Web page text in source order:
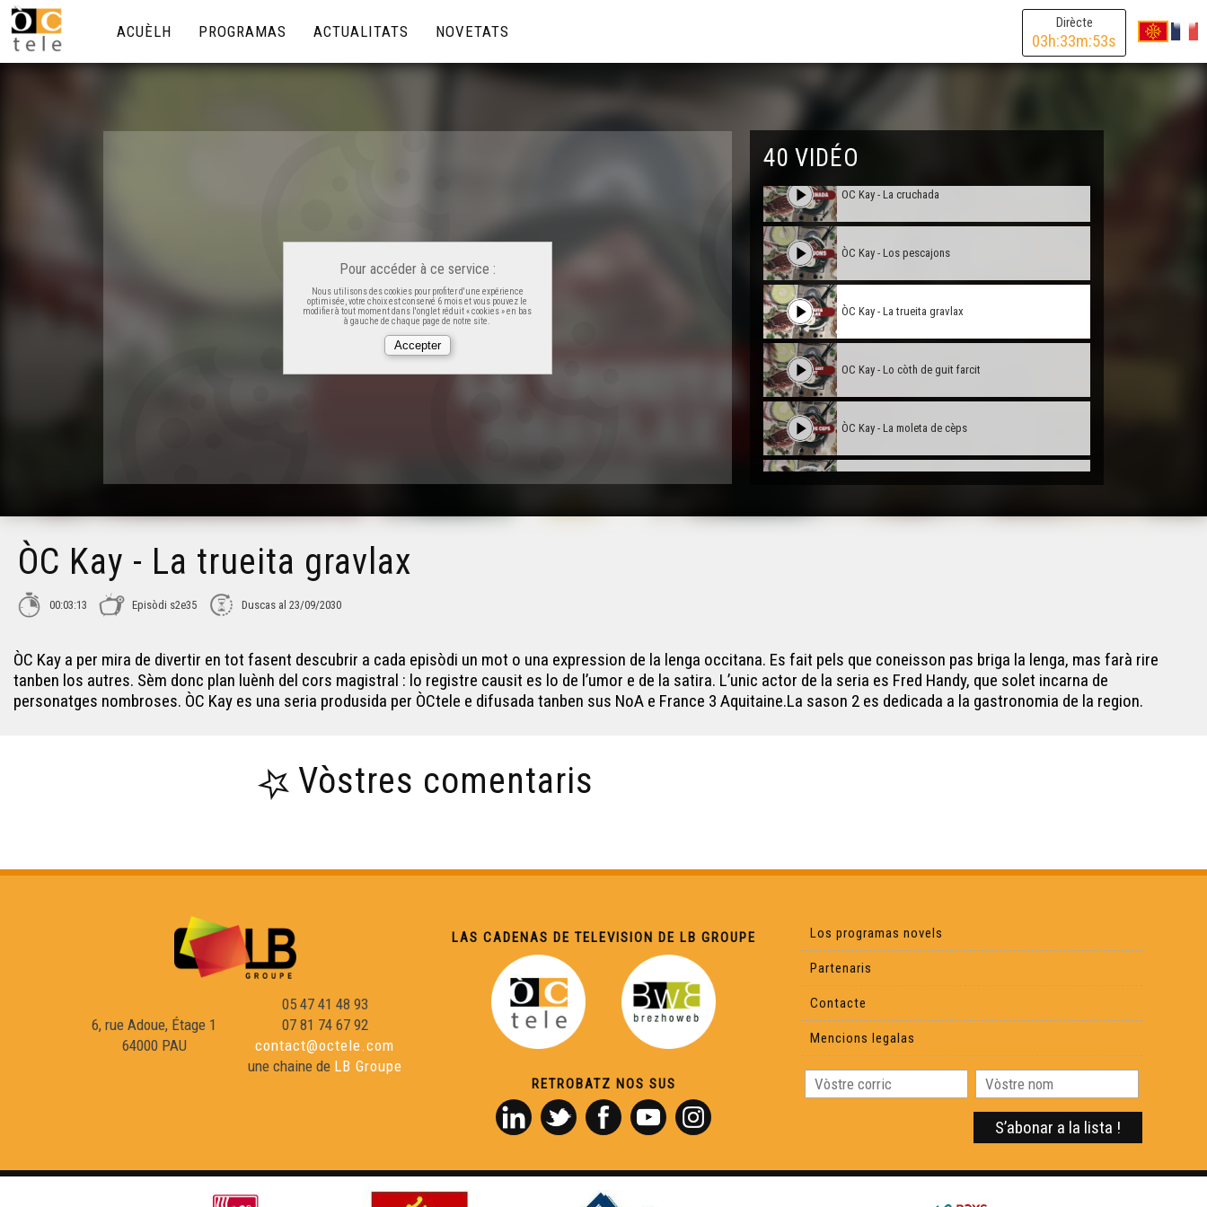
Dirècte
03h:33m:53s
ACUÈLH PROGRAMAS ACTUALITATS NOVETATS
Pour accéder à ce service :
Nous utilisons des cookies pour profiter d'une expérience
optimisée, votre choix est conservé 6 mois et vous pouvez le
modifier à tout moment dans l'onglet réduit « cookies » en bas
à gauche de chaque page de notre site.
40 VIDÉO
OC Kay - La cruchada
ÒC Kay - Los pescajons
ÒC Kay - La trueita gravlax
OC Kay - Lo còth de guit farcit
ÒC Kay - La moleta de cèps
ÒC Kay - La trueita gravlax
00:03:13 Episòdi s2e35 Duscas al 23/09/2030
ÒC Kay a per mira de divertir en tot fasent descubrir a cada episòdi un mot o una expression de la lenga occitana. Es fait pels que coneisson pas briga la lenga, mas farà rire
tanben los autres. Sèm donc plan luènh del cors magistral : lo registre causit es lo de l’umor e de la satira. L’unic actor de la seria es Fred Handy, que solet incarna de
personatges nombroses. ÒC Kay es una seria produsida per ÒCtele e difusada tanben sus NoA e France 3 Aquitaine.La sason 2 es dedicada a la gastronomia de la region.
Vòstres comentaris
6, rue Adoue, Étage 1
64000 PAU
05 47 41 48 93
07 81 74 67 92
contact@octele.com
une chaine de LB Groupe
LAS CADENAS DE TELEVISION DE LB GROUPE
RETROBATZ NOS SUS
Los programas novels
Partenaris
Contacte
Mencions legalas